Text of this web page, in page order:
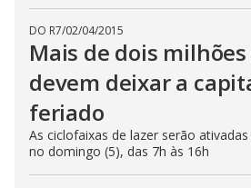
DO R7/02/04/2015
Mais de dois
devem deixar a
feriado
As ciclofaixas de lazer serão
no domingo (5), das 7h às 16h